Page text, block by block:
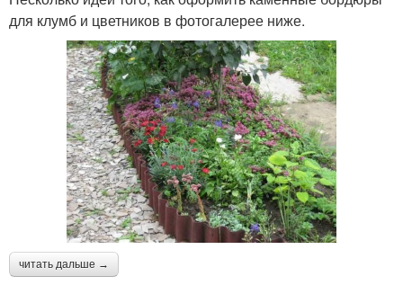
для клумб и цветников в фотогалерее ниже.
читать дальше →